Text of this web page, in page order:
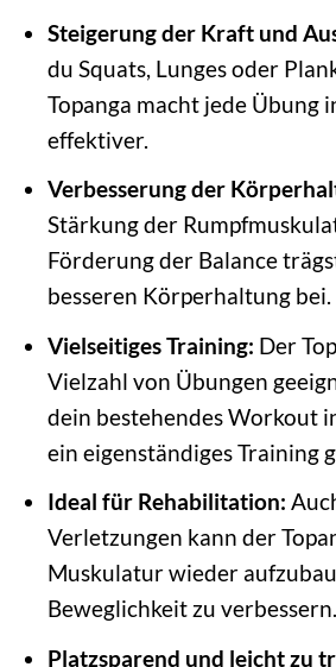
Steigerung der Kraft und
du Squats, Lunges oder
Topanga macht jede Übung
effektiver.
Verbesserung der
Stärkung der
Förderung der Balance
besseren Körperhaltung bei.
Vielseitiges Training: Der
Vielzahl von Übungen
dein bestehendes Workout
ein eigenständiges Training
Ideal für Rehabilitation:
Verletzungen kann der
Muskulatur wieder
Beweglichkeit zu verbessern.
Platzsparend und leicht zu